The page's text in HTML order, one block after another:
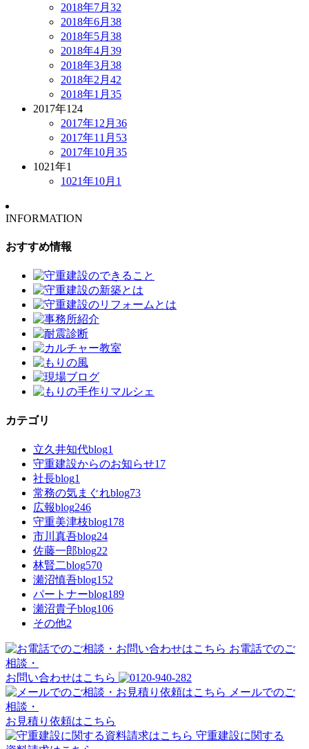
2018年7月 32
2018年6月 38
2018年5月 38
2018年4月 39
2018年3月 38
2018年2月 42
2018年1月 35
2017年124
2017年12月 36
2017年11月 53
2017年10月 35
1021年1
1021年10月 1
INFORMATION
おすすめ情報
カテゴリ
立久井知代blog1
守重建設からのお知らせ17
社長blog1
常務の気まぐれblog73
広報blog246
守重美津枝blog178
市川真吾blog24
佐藤一郎blog22
林賢二blog570
瀬沼慎吾blog152
パートナーblog189
瀬沼貴子blog106
その他2
お電話でのご
相談・
お問い合わせはこちら
メールでのご
相談・
お見積り依頼はこちら
守重建設に関する